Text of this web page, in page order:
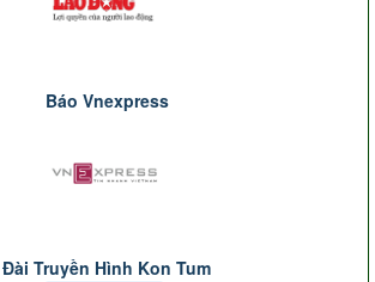
Báo Vnexpress
Đài Truyền Hình Kon Tum